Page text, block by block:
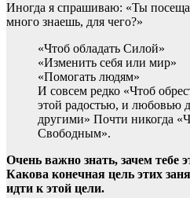
Иногда я спрашиваю: «Ты
много знаешь, для чего?»
«Чтоб обладать Силой»
«Изменить себя или мир»
«Помогать людям»
И совсем редко «Чтоб
этой радостью, и любовью
другими» Почти никогда
Свободным».
Очень важно знать, зачем тебе
Какова конечная цель этих
идти к этой цели.